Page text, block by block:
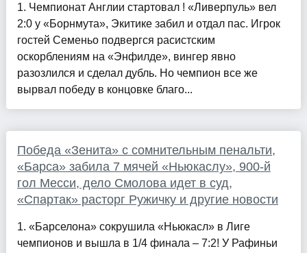
1. Чемпионат Англии стартовал ! «Ливерпуль» вел
2:0 у «Борнмута», Экитике забил и отдал пас. Игрок
гостей Семеньо подвергся расистским
оскорблениям на «Энфилде», вингер явно
разозлился и сделал дубль. Но чемпион все же
вырвал победу в концовке благо...
Победа «Зенита» с сомнительным пенальти,
«Барса» забила 7 мячей «Ньюкаслу», 900-й
гол Месси, дело Смолова идет в суд,
«Спартак» расторг Ружичку и другие новости
1. «Барселона» сокрушила «Ньюкасл» в Лиге
чемпионов и вышла в 1/4 финала – 7:2! У Рафиньи